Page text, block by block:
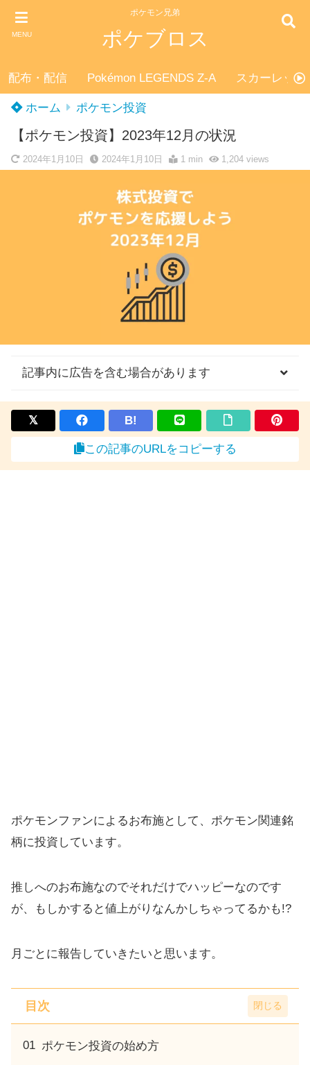
MENU
ポケモン兄弟
ポケブロス
配布・配信 Pokémon LEGENDS Z-A スカーレッ
ホーム ポケモン投資
【ポケモン投資】2023年12月の状況
2024年1月10日 2024年1月10日 1 min 1,204views
記事内に広告を含む場合があります
B!
この記事のURLをコピーする
ポケモンファンによるお布施として、ポケモン関連銘
柄に投資しています。
推しへのお布施なのでそれだけでハッピーなのです
が、もしかすると値上がりなんかしちゃってるかも!?
月ごとに報告していきたいと思います。
目次
ポケモン投資の始め方